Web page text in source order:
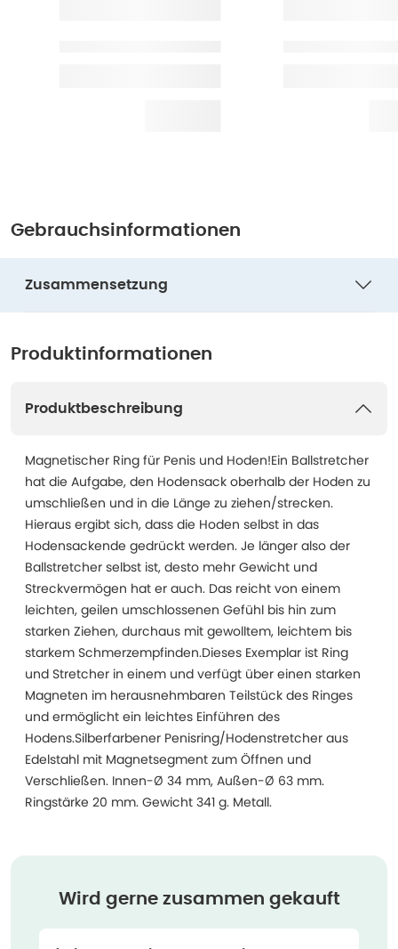
Gebrauchsinformationen
Zusammensetzung
Produktinformationen
Produktbeschreibung
Magnetischer Ring für Penis und Hoden!Ein Ballstretcher
hat die Aufgabe, den Hodensack oberhalb der Hoden zu
umschließen und in die Länge zu ziehen/strecken.
Hieraus ergibt sich, dass die Hoden selbst in das
Hodensackende gedrückt werden. Je länger also der
Ballstretcher selbst ist, desto mehr Gewicht und
Streckvermögen hat er auch. Das reicht von einem
leichten, geilen umschlossenen Gefühl bis hin zum
starken Ziehen, durchaus mit gewolltem, leichtem bis
starkem Schmerzempfinden.Dieses Exemplar ist Ring
und Stretcher in einem und verfügt über einen starken
Magneten im herausnehmbaren Teilstück des Ringes
und ermöglicht ein leichtes Einführen des
Hodens.Silberfarbener Penisring/Hodenstretcher aus
Edelstahl mit Magnetsegment zum Öffnen und
Verschließen. Innen-Ø 34 mm, Außen-Ø 63 mm.
Ringstärke 20 mm. Gewicht 341 g. Metall.
Wird gerne zusammen gekauft